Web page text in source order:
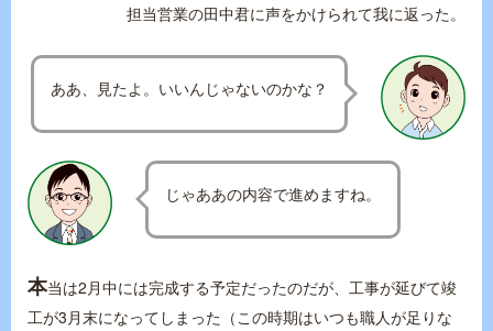
担当営業の田中君に声をかけられて我に返った。
ああ、見たよ。いいんじゃないのかな？
じゃああの内容で進めますね。
本当は2月中には完成する予定だったのだが、工事が延びて竣
工が3月末になってしまった（この時期はいつも職人が足りな